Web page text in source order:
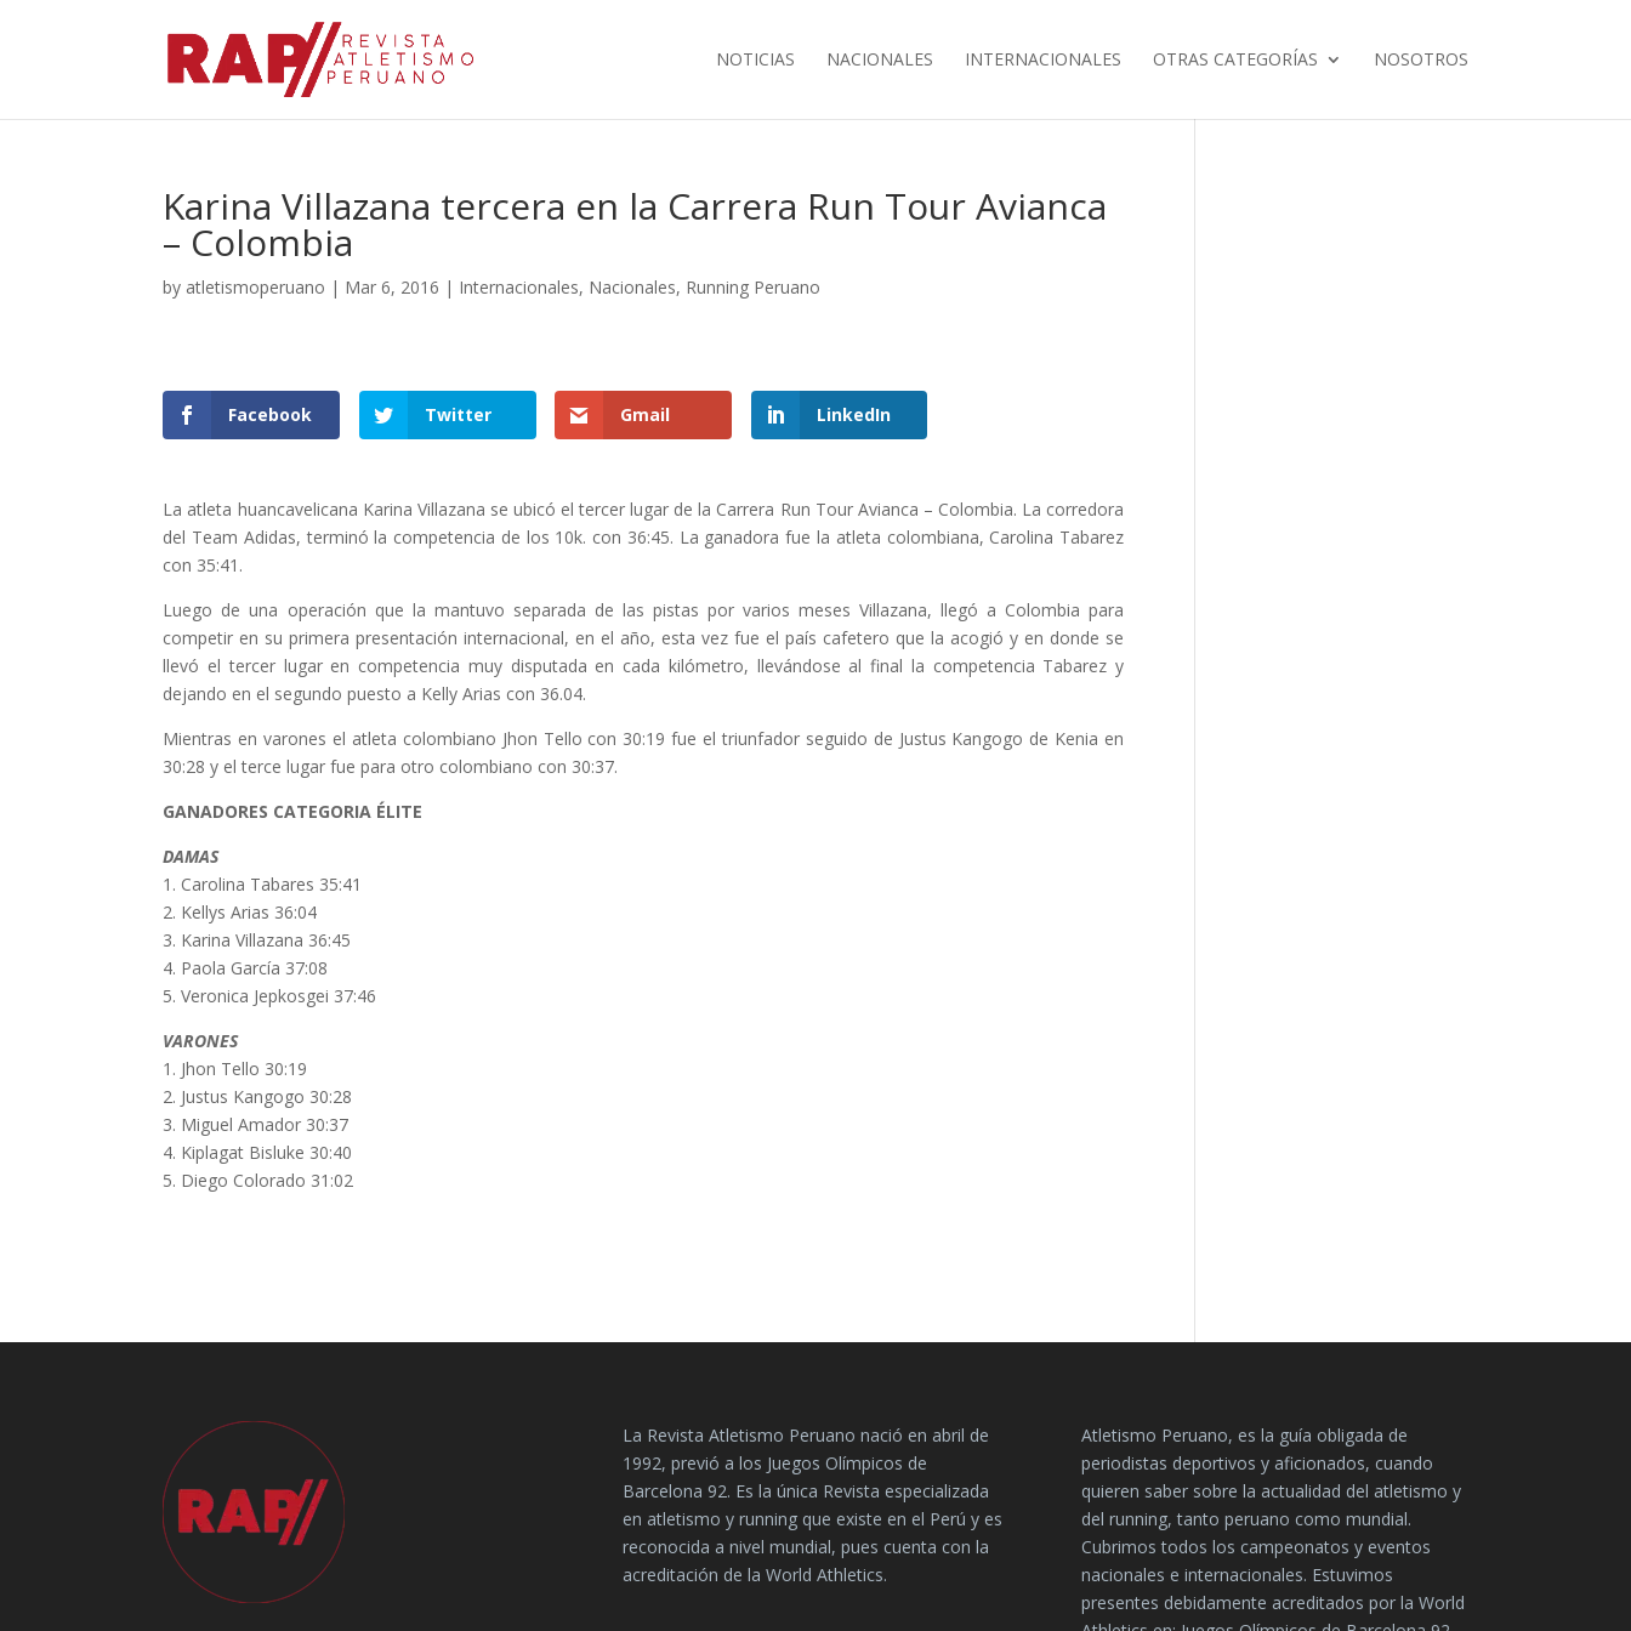
NOTICIAS NACIONALES INTERNACIONALES OTRAS CATEGORÍAS NOSOTROS
Karina Villazana tercera en la Carrera Run Tour Avianca
– Colombia
by atletismoperuano | Mar 6, 2016 | Internacionales, Nacionales, Running Peruano
Facebook Twitter Gmail LinkedIn
La atleta huancavelicana Karina Villazana se ubicó el tercer lugar de la Carrera Run Tour Avianca – Colombia. La corredora
del Team Adidas, terminó la competencia de los 10k. con 36:45. La ganadora fue la atleta colombiana, Carolina Tabarez
con 35:41.
Luego de una operación que la mantuvo separada de las pistas por varios meses Villazana, llegó a Colombia para
competir en su primera presentación internacional, en el año, esta vez fue el país cafetero que la acogió y en donde se
llevó el tercer lugar en competencia muy disputada en cada kilómetro, llevándose al final la competencia Tabarez y
dejando en el segundo puesto a Kelly Arias con 36.04.
Mientras en varones el atleta colombiano Jhon Tello con 30:19 fue el triunfador seguido de Justus Kangogo de Kenia en
30:28 y el terce lugar fue para otro colombiano con 30:37.
GANADORES CATEGORIA ÉLITE
DAMAS
1. Carolina Tabares 35:41
2. Kellys Arias 36:04
3. Karina Villazana 36:45
4. Paola García 37:08
5. Veronica Jepkosgei 37:46
VARONES
1. Jhon Tello 30:19
2. Justus Kangogo 30:28
3. Miguel Amador 30:37
4. Kiplagat Bisluke 30:40
5. Diego Colorado 31:02
La Revista Atletismo Peruano nació en abril de
1992, previó a los Juegos Olímpicos de
Barcelona 92. Es la única Revista especializada
en atletismo y running que existe en el Perú y es
reconocida a nivel mundial, pues cuenta con la
acreditación de la World Athletics.
Atletismo Peruano, es la guía obligada de
periodistas deportivos y aficionados, cuando
quieren saber sobre la actualidad del atletismo y
del running, tanto peruano como mundial.
Cubrimos todos los campeonatos y eventos
nacionales e internacionales. Estuvimos
presentes debidamente acreditados por la World